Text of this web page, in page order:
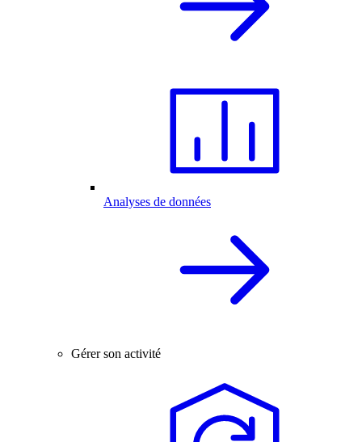
Analyses de données
Gérer son activité